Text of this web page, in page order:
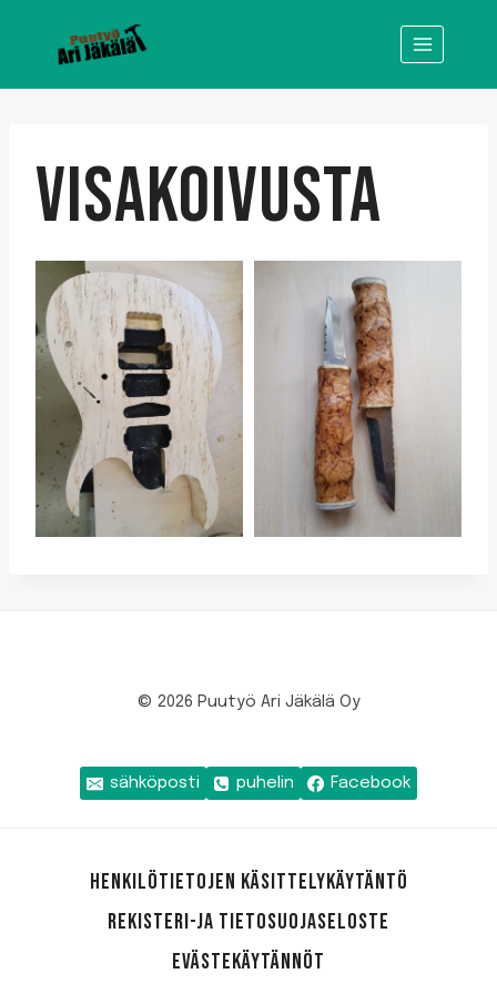
sisältöön
VISAKOIVUSTA
© 2026 Puutyö Ari Jäkälä Oy
sähköposti puhelin Facebook
HENKILÖTIETOJEN KÄSITTELYKÄYTÄNTÖ
REKISTERI-JA TIETOSUOJASELOSTE
EVÄSTEKÄYTÄNNÖT